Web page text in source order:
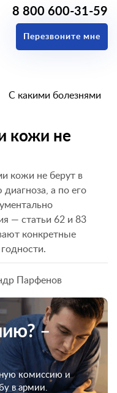
8 800 600-31-59
Перезвоните мне
С какими болезнями
кожи не
кожи не берут в
а по его
— статьи 62 и 83
конкретные
Парфенов
–
комиссию и
в армии.